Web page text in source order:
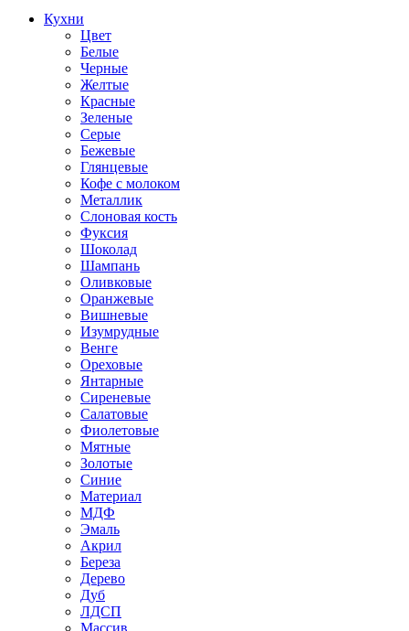
Кухни
Цвет
Белые
Черные
Желтые
Красные
Зеленые
Серые
Бежевые
Глянцевые
Кофе с молоком
Металлик
Слоновая кость
Фуксия
Шоколад
Шампань
Оливковые
Оранжевые
Вишневые
Изумрудные
Венге
Ореховые
Янтарные
Сиреневые
Салатовые
Фиолетовые
Мятные
Золотые
Синие
Материал
МДФ
Эмаль
Акрил
Береза
Дерево
Дуб
ЛДСП
Массив